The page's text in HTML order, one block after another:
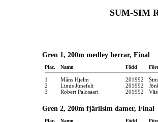
SUM-SIM
Gren 1, 200m medley herrar, Final
Plac. Namn Född
1 Måns Hjelm 201992
2
Linus Junefelt 201992
3
Robert Palosaari 201992
Gren 2, 200m fjärilsim damer, Final
Plac. Namn Född